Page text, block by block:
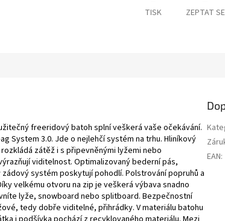
TISK ZEPTAT SE
freeridový batoh splní veškerá vaše očekávání.
System 3.0. Jde o nejlehčí systém na trhu. Hliníkový
zátěž i s připevněnými lyžemi nebo
viditelnost. Optimalizovaný bederní pás,
systém poskytují pohodlí. Polstrování popruhů a
velkému otvoru na zip je veškerá výbava snadno
lyže, snowboard nebo splitboard. Bezpečnostní
tedy dobře viditelné, přihrádky. V materiálu batohu
EAN: